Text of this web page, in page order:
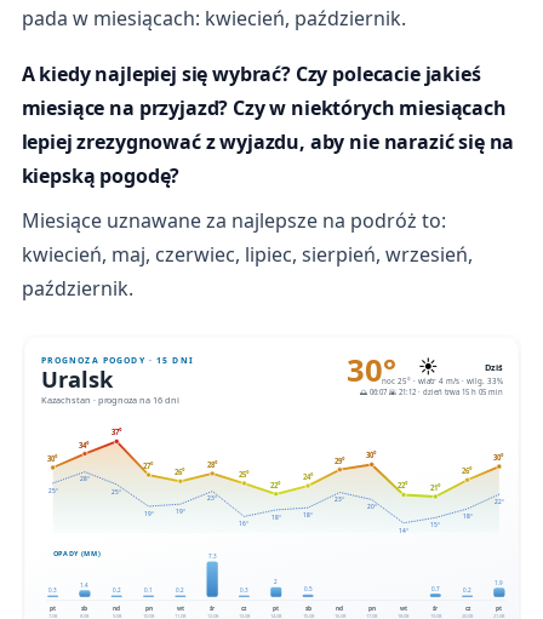
pada w miesiącach: kwiecień, październik.
A kiedy najlepiej się wybrać? Czy polecacie jakieś
miesiące na przyjazd? Czy w niektórych miesiącach
lepiej zrezygnować z wyjazdu, aby nie narazić się na
kiepską pogodę?
Miesiące uznawane za najlepsze na podróż to:
kwiecień, maj, czerwiec, lipiec, sierpień, wrzesień,
październik.